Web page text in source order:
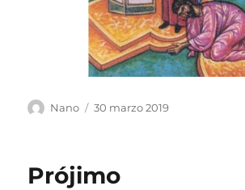
Autor
Nano
Publicado
30 marzo 2019
Prójimo